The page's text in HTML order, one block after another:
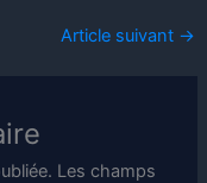
Article suivant →
Les champs